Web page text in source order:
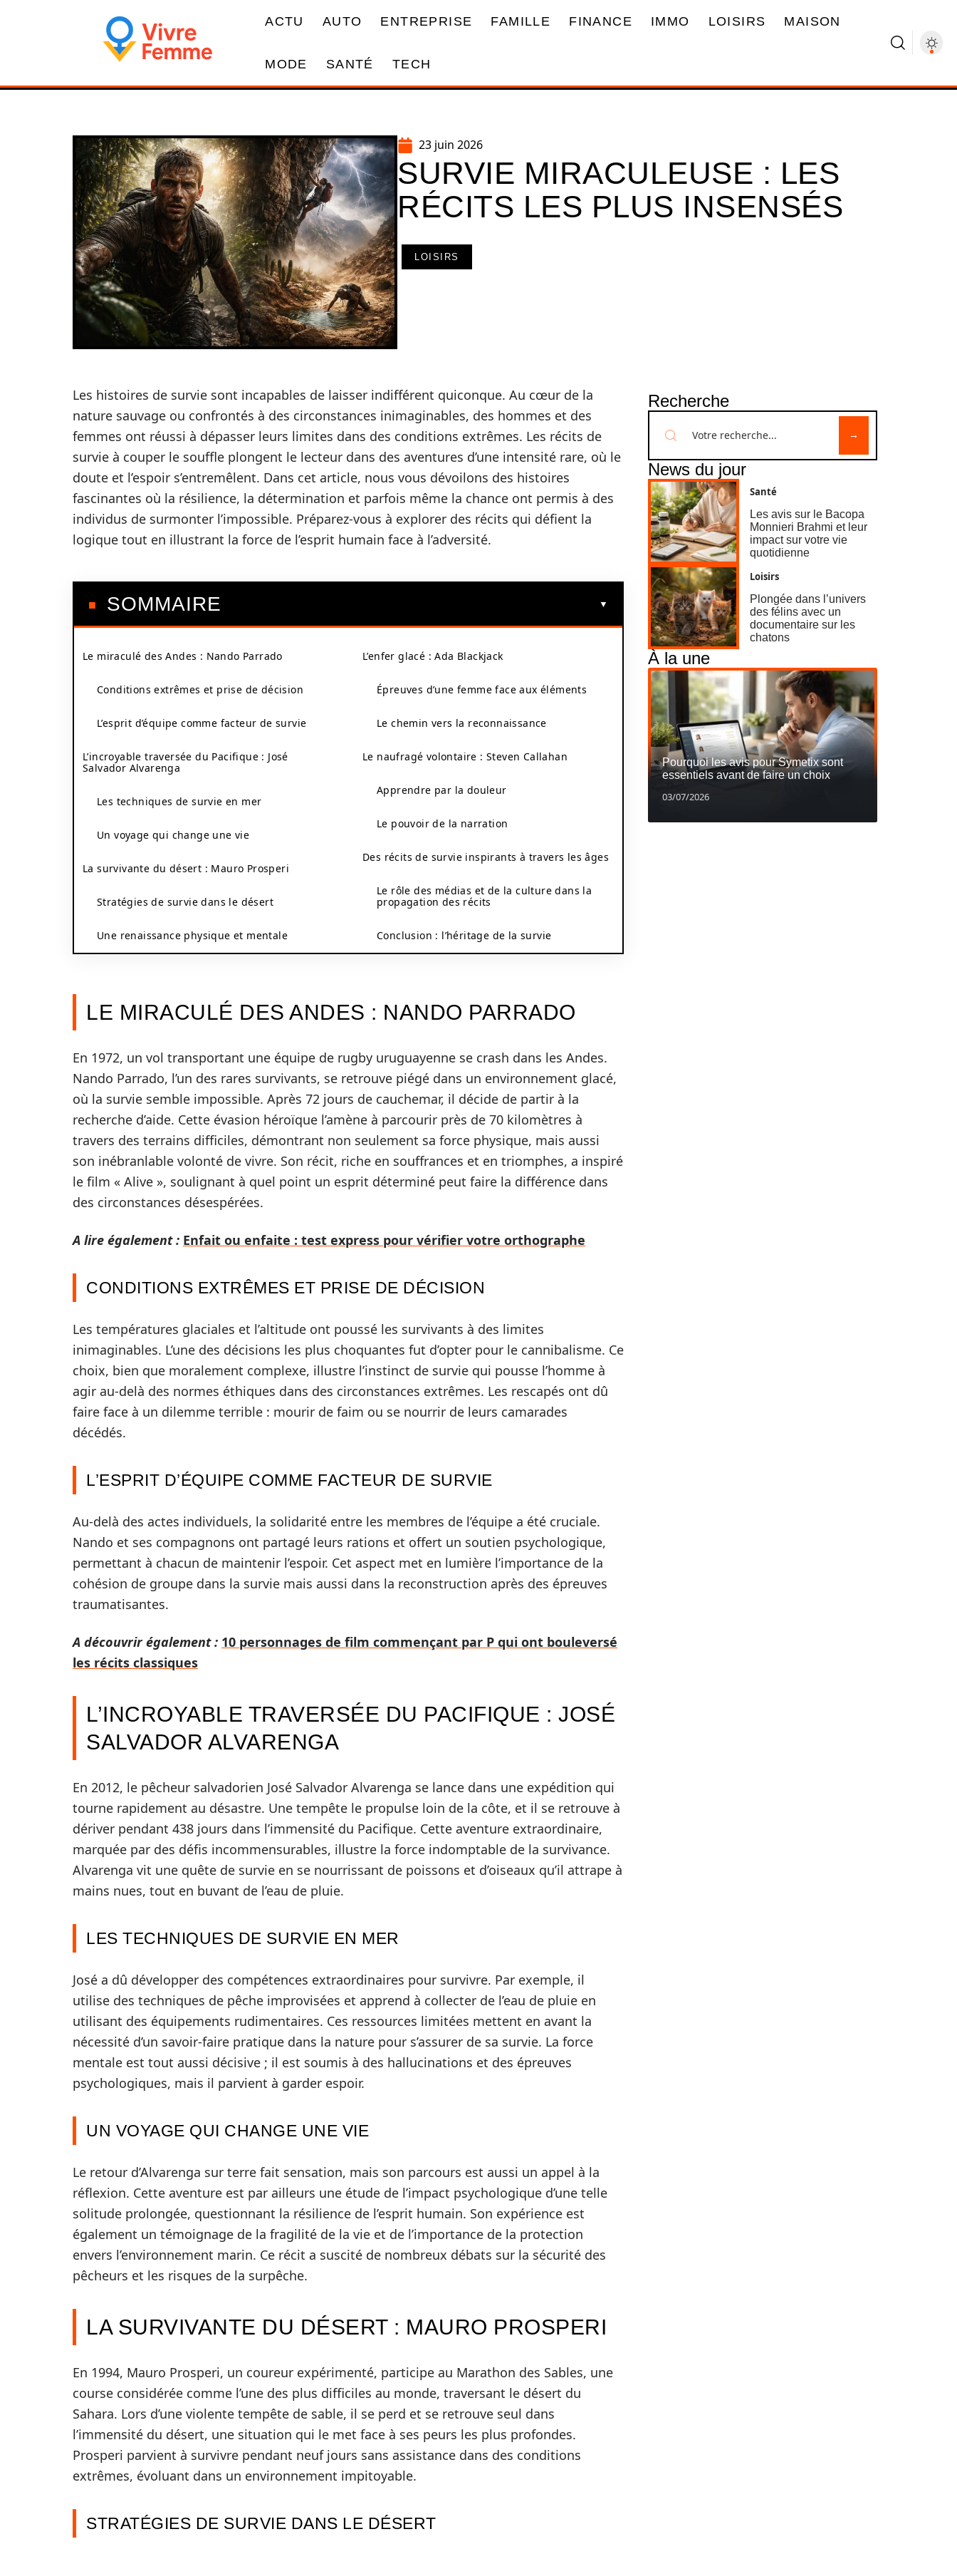
ACTU AUTO ENTREPRISE FAMILLE FINANCE IMMO LOISIRS MAISON
MODE SANTÉ TECH
23 juin 2026
SURVIE MIRACULEUSE : LES
RÉCITS LES PLUS INSENSÉS
LOISIRS
Les histoires de survie sont incapables de laisser indifférent quiconque. Au cœur de la
nature sauvage ou confrontés à des circonstances inimaginables, des hommes et des
femmes ont réussi à dépasser leurs limites dans des conditions extrêmes. Les récits de
survie à couper le souffle plongent le lecteur dans des aventures d’une intensité rare, où le
doute et l’espoir s’entremêlent. Dans cet article, nous vous dévoilons des histoires
fascinantes où la résilience, la détermination et parfois même la chance ont permis à des
individus de surmonter l’impossible. Préparez-vous à explorer des récits qui défient la
logique tout en illustrant la force de l’esprit humain face à l’adversité.
SOMMAIRE
Le miraculé des Andes : Nando Parrado
Conditions extrêmes et prise de décision
L’esprit d’équipe comme facteur de survie
L’incroyable traversée du Pacifique : José
Salvador Alvarenga
Les techniques de survie en mer
Un voyage qui change une vie
La survivante du désert : Mauro Prosperi
Stratégies de survie dans le désert
Une renaissance physique et mentale
L’enfer glacé : Ada Blackjack
Épreuves d’une femme face aux éléments
Le chemin vers la reconnaissance
Le naufragé volontaire : Steven Callahan
Apprendre par la douleur
Le pouvoir de la narration
Des récits de survie inspirants à travers les âges
Le rôle des médias et de la culture dans la
propagation des récits
Conclusion : l’héritage de la survie
LE MIRACULÉ DES ANDES : NANDO PARRADO
En 1972, un vol transportant une équipe de rugby uruguayenne se crash dans les Andes.
Nando Parrado, l’un des rares survivants, se retrouve piégé dans un environnement glacé,
où la survie semble impossible. Après 72 jours de cauchemar, il décide de partir à la
recherche d’aide. Cette évasion héroïque l’amène à parcourir près de 70 kilomètres à
travers des terrains difficiles, démontrant non seulement sa force physique, mais aussi
son inébranlable volonté de vivre. Son récit, riche en souffrances et en triomphes, a inspiré
le film « Alive », soulignant à quel point un esprit déterminé peut faire la différence dans
des circonstances désespérées.
A lire également : Enfait ou enfaite : test express pour vérifier votre orthographe
CONDITIONS EXTRÊMES ET PRISE DE DÉCISION
Les températures glaciales et l’altitude ont poussé les survivants à des limites
inimaginables. L’une des décisions les plus choquantes fut d’opter pour le cannibalisme. Ce
choix, bien que moralement complexe, illustre l’instinct de survie qui pousse l’homme à
agir au-delà des normes éthiques dans des circonstances extrêmes. Les rescapés ont dû
faire face à un dilemme terrible : mourir de faim ou se nourrir de leurs camarades
décédés.
L’ESPRIT D’ÉQUIPE COMME FACTEUR DE SURVIE
Au-delà des actes individuels, la solidarité entre les membres de l’équipe a été cruciale.
Nando et ses compagnons ont partagé leurs rations et offert un soutien psychologique,
permettant à chacun de maintenir l’espoir. Cet aspect met en lumière l’importance de la
cohésion de groupe dans la survie mais aussi dans la reconstruction après des épreuves
traumatisantes.
A découvrir également : 10 personnages de film commençant par P qui ont bouleversé
les récits classiques
L’INCROYABLE TRAVERSÉE DU PACIFIQUE : JOSÉ
SALVADOR ALVARENGA
En 2012, le pêcheur salvadorien José Salvador Alvarenga se lance dans une expédition qui
tourne rapidement au désastre. Une tempête le propulse loin de la côte, et il se retrouve à
dériver pendant 438 jours dans l’immensité du Pacifique. Cette aventure extraordinaire,
marquée par des défis incommensurables, illustre la force indomptable de la survivance.
Alvarenga vit une quête de survie en se nourrissant de poissons et d’oiseaux qu’il attrape à
mains nues, tout en buvant de l’eau de pluie.
LES TECHNIQUES DE SURVIE EN MER
José a dû développer des compétences extraordinaires pour survivre. Par exemple, il
utilise des techniques de pêche improvisées et apprend à collecter de l’eau de pluie en
utilisant des équipements rudimentaires. Ces ressources limitées mettent en avant la
nécessité d’un savoir-faire pratique dans la nature pour s’assurer de sa survie. La force
mentale est tout aussi décisive ; il est soumis à des hallucinations et des épreuves
psychologiques, mais il parvient à garder espoir.
UN VOYAGE QUI CHANGE UNE VIE
Le retour d’Alvarenga sur terre fait sensation, mais son parcours est aussi un appel à la
réflexion. Cette aventure est par ailleurs une étude de l’impact psychologique d’une telle
solitude prolongée, questionnant la résilience de l’esprit humain. Son expérience est
également un témoignage de la fragilité de la vie et de l’importance de la protection
envers l’environnement marin. Ce récit a suscité de nombreux débats sur la sécurité des
pêcheurs et les risques de la surpêche.
LA SURVIVANTE DU DÉSERT : MAURO PROSPERI
En 1994, Mauro Prosperi, un coureur expérimenté, participe au Marathon des Sables, une
course considérée comme l’une des plus difficiles au monde, traversant le désert du
Sahara. Lors d’une violente tempête de sable, il se perd et se retrouve seul dans
l’immensité du désert, une situation qui le met face à ses peurs les plus profondes.
Prosperi parvient à survivre pendant neuf jours sans assistance dans des conditions
extrêmes, évoluant dans un environnement impitoyable.
STRATÉGIES DE SURVIE DANS LE DÉSERT
Recherche
News du jour
Santé
Les avis sur le Bacopa
Monnieri Brahmi et leur
impact sur votre vie
quotidienne
Loisirs
Plongée dans l’univers
des félins avec un
documentaire sur les
chatons
À la une
Pourquoi les avis pour Symetix sont
essentiels avant de faire un choix
03/07/2026